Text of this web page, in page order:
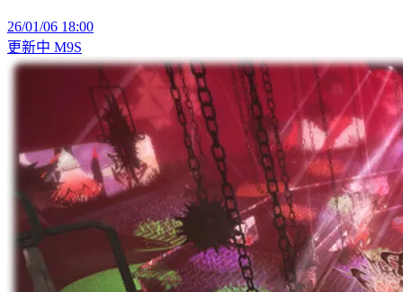
26/01/06 18:00
更新中 M9S